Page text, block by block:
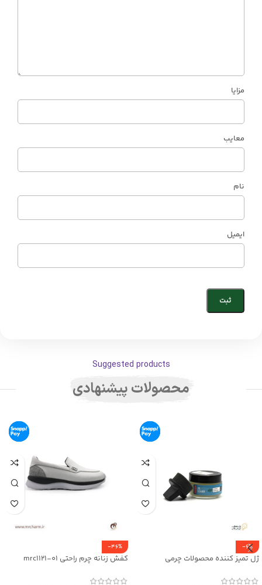
مزایا
معایب
نام
ایمیل
Suggested products
محصولات پیشنهادی
-6%
ژل تمیز کننده محصولات چرمی
-46%
کفش زنانه چرم راحتی mrc1121-01